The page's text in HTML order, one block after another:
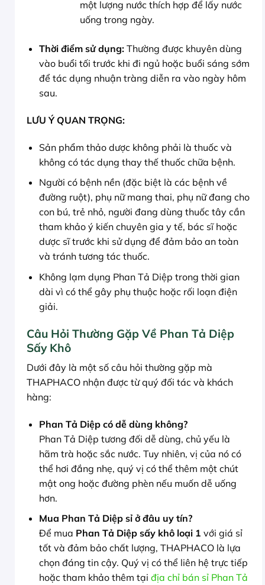
một lượng nước thích hợp để lấy nước
uống trong ngày.
Thời điểm sử dụng:Thường được khuyên dùng
vào buổi tối trước khi đi ngủ hoặc buổi sáng sớm
để tác dụng nhuận tràng diễn ra vào ngày hôm
sau.
LƯU Ý QUAN TRỌNG:
Sản phẩm thảo dược không phải là thuốc và
không có tác dụng thay thế thuốc chữa bệnh.
Người có bệnh nền (đặc biệt là các bệnh về
đường ruột), phụ nữ mang thai, phụ nữ đang cho
con bú, trẻ nhỏ, người đang dùng thuốc tây cần
tham khảo ý kiến chuyên gia y tế, bác sĩ hoặc
dược sĩ trước khi sử dụng để đảm bảo an toàn
và tránh tương tác thuốc.
Không lạm dụng Phan Tả Diệp trong thời gian
dài vì có thể gây phụ thuộc hoặc rối loạn điện
giải.
Câu Hỏi Thường Gặp Về Phan Tả Diệp
Sấy Khô
Dưới đây là một số câu hỏi thường gặp mà
THAPHACO nhận được từ quý đối tác và khách
hàng:
Phan Tả Diệp có dễ dùng không?
Phan Tả Diệp tương đối dễ dùng, chủ yếu là
hãm trà hoặc sắc nước. Tuy nhiên, vị của nó có
thể hơi đắng nhẹ, quý vị có thể thêm một chút
mật ong hoặc đường phèn nếu muốn dễ uống
hơn.
Mua Phan Tả Diệp sỉ ở đâu uy tín?
Để mua Phan Tả Diệp sấy khô loại 1 với giá sỉ
tốt và đảm bảo chất lượng, THAPHACO là lựa
chọn đáng tin cậy. Quý vị có thể liên hệ trực tiếp
hoặc tham khảo thêm tại địa chỉ bán sỉ Phan Tả